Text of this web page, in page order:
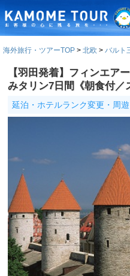
海外旅行・ツアーTOP 北欧 バルト
【羽田発着】フィンエア
みタリン7日間《朝食付／
延泊・ホテルランク変更・周